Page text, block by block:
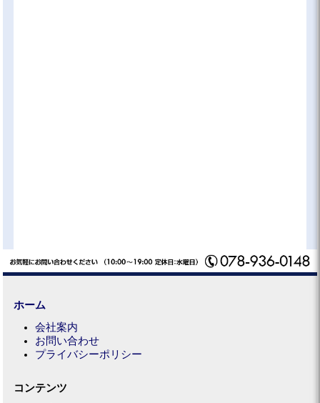
ホーム
会社案内
お問い合わせ
プライバシーポリシー
コンテンツ